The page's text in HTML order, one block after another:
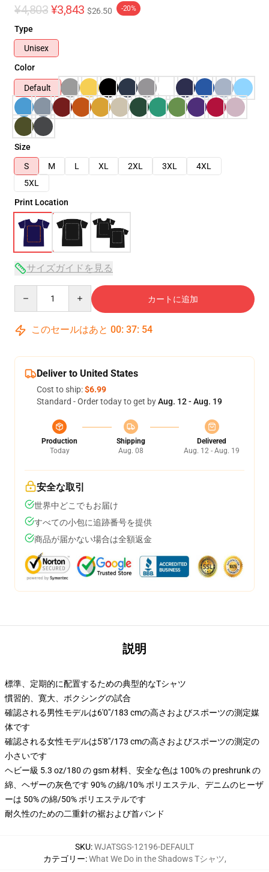
¥4,803 ¥3,843 $26.50 -20%
Type
Unisex
Color
Default
Size
S
M L XL 2XL 3XL
4XL
5XL
Print Location
サイズガイドを見る
カートに追加
このセールはあと 00: 37: 53
Deliver to United States
Cost to ship:$6.99
Standard - Order today to get byAug. 12 - Aug. 19
Production
Today
Shipping
Aug. 08
Delivered
Aug. 12 - Aug. 19
安全な取引
世界中どこでもお届け
すべての小包に追跡番号を提供
商品が届かない場合は全額返金
説明
標準、定期的に配置するための典型的なTシャツ
慣習的、寛大、ボクシングの試合
確認される男性モデルは6'0"/183 cmの高さおよびスポーツの測定媒
体です
確認される女性モデルは5'8"/173 cmの高さおよびスポーツの測定の
小さいです
ヘビー級 5.3 oz/180 の gsm 材料、安全な色は 100% の preshrunk の
綿、ヘザーの灰色です 90% の綿/10% ポリエステル、デニムのヒーザ
ーは 50% の綿/50% ポリエステルです
耐久性のための二重針の裾および首バンド
SKU:WJATSGS-12196-DEFAULT
カテゴリー:What We Do in the Shadows Tシャツ,